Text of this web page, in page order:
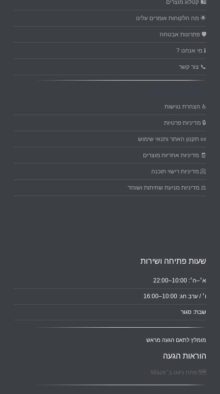
🛍️ קטלוג מוצרים
🌟 מה הלקוחות אומרים עלינו
🛡️ פתרונות אבטחה
ℹ️ מי אנחנו ?
📞 צור קשר
♿ הצהרת נגישות
🔒 מדיניות פרטיות
📜 תקנון האתר ותנאי שימוש
🧾 מדיניות אחריות מוצרים
📀 מדיניות רישוי תוכנה
⚖️ מדיניות מניעת שחיתות ושוחד
שעות פתיחה ושירות
א׳–ה׳: 10:00–22:00
ו׳ / ערב חג: 10:00–16:00
שבת: סגור
מומלץ לתאם הגעה מראש
הוראות הגעה
🗺️ פתח ניווט ב־Waze